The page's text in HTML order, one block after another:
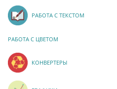
РАБОТА С ТЕКСТОМ
РАБОТА С ЦВЕТОМ
КОНВЕРТЕРЫ